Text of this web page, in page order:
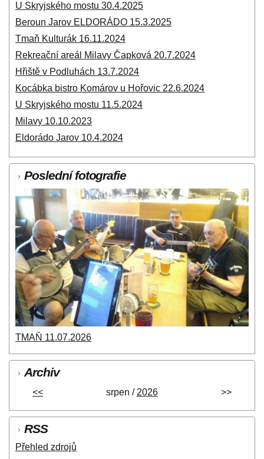
U Skryjského mostu 30.4.2025
Beroun Jarov ELDORÁDO 15.3.2025
Tmaň Kulturák 16.11.2024
Rekreační areál Milavy Čapková 20.7.2024
Hřiště v Podluhách 13.7.2024
Kocábka bistro Komárov u Hořovic 22.6.2024
U Skryjského mostu 11.5.2024
Milavy 10.10.2023
Eldorádo Jarov 10.4.2024
Poslední fotografie
TMAŇ 11.07.2026
Archiv
<< srpen / 2026 >>
RSS
Přehled zdrojů